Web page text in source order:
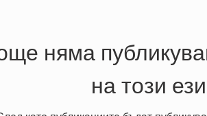
няма
на този